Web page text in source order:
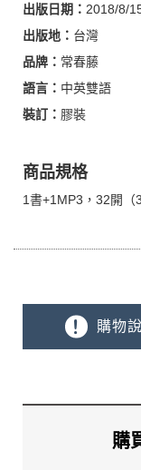
出版日期： 2018/8/
出版地： 台灣
品牌： 常春藤
語言： 中英雙語
裝訂： 膠裝
商品規格
1書+1MP3，32開（
購物
購